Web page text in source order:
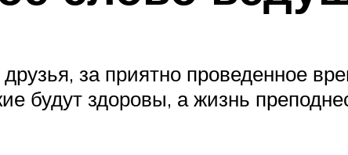
за приятно проведенное
будут здоровы, а жизнь